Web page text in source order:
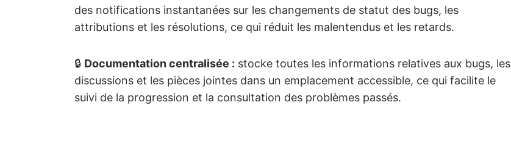
des notifications instantanées sur les changements de statut des bugs, les
attributions et les résolutions, ce qui réduit les malentendus et les retards.
🔒 Documentation centralisée : stocke toutes les informations relatives aux bugs, les
discussions et les pièces jointes dans un emplacement accessible, ce qui facilite le
suivi de la progression et la consultation des problèmes passés.